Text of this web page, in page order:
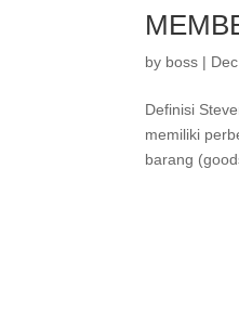
by boss |
Definisi
memiliki
barang